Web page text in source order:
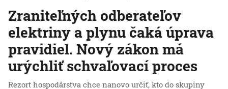
Zraniteľných odberateľov
elektriny a plynu čaká úprava
pravidiel. Nový zákon má
urýchliť schvaľovací proces
Rezort hospodárstva chce nanovo určiť, kto do skupiny